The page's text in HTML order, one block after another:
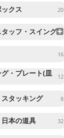
クス 20
ッフ・スイング
16
・プレート(皿 12
タッキング 8
本の道具 32